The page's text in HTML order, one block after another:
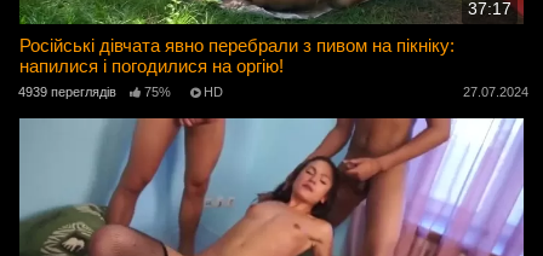
37:17
Російські дівчата явно перебрали з пивом на пікніку:
напилися і погодилися на оргію!
4939 переглядів 75% HD 27.07.2024